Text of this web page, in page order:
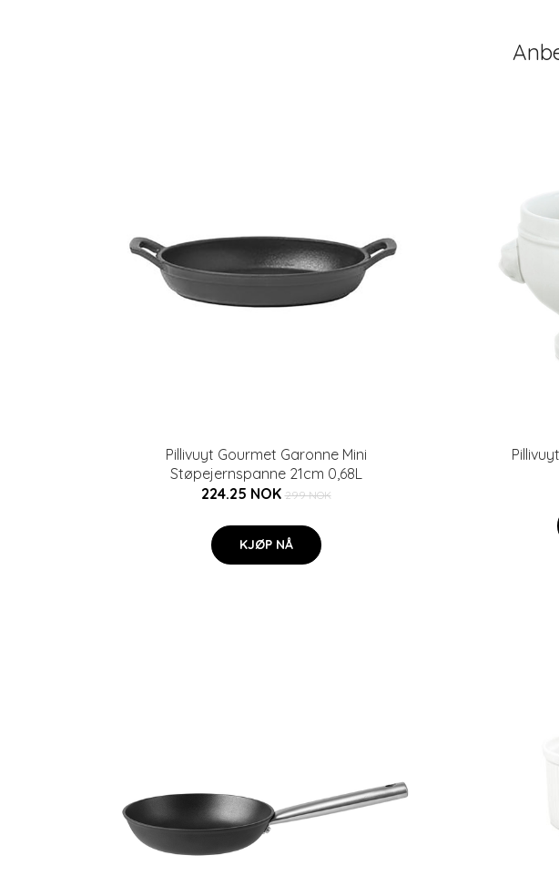
Pillivuyt Gourmet Garonne Mini
Støpejernspanne 21cm 0,68L
224.25 NOK 299 NOK
KJØP NÅ